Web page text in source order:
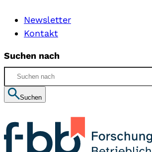
Newsletter
Kontakt
Suchen nach
Suchen